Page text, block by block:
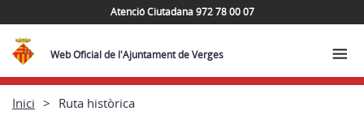
Atenció Ciutadana 972 78 00 07
Web Oficial de l'Ajuntament de Verges
Inici Ruta històrica